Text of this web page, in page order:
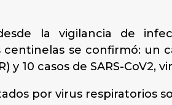
la vigilancia de
se confirmó: un
y 10 casos de SARS-
por virus respiratorios